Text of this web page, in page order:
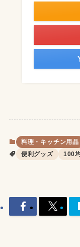
料理・キッチン用品
便利グッズ
100